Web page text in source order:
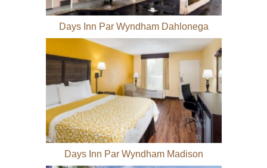
Days Inn Par Wyndham Dahlonega
Days Inn Par Wyndham Madison